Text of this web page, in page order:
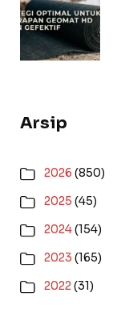
Arsip
2026 (850)
2025 (45)
2024(154)
2023 (165)
2022(31)